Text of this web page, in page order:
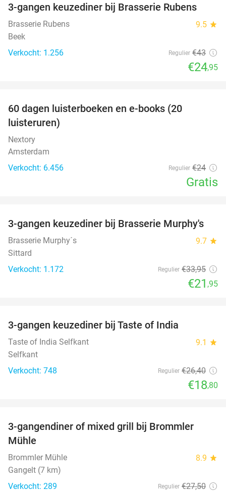
42%
3-gangen keuzediner bij Brasserie Rubens
Brasserie Rubens 9.5 star
Beek
Verkocht: 1.256
Regulier €43
€24,95
60 dagen luisterboeken en e-books (20
luisteruren)
Nextory
Amsterdam
Verkocht: 6.456
Regulier €24
Gratis
35%
3-gangen keuzediner bij Brasserie Murphy's
Brasserie Murphy´s 9.7 star
Sittard
Verkocht: 1.172
Regulier €33,95
€21 ,95
3-gangen keuzediner bij Taste of India
Taste of India Selfkant 9.1 star
Selfkant
Verkocht: 748
Regulier €26,40
€18,80
3-gangendiner of mixed grill bij Brommler
Mühle
Brommler Mühle 8.9 star
Gangelt (7 km)
Verkocht: 289
Regulier €27,50